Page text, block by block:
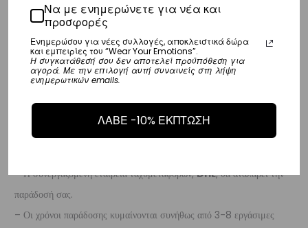
– Τα έξοδα αποστολής για Κύπρο είναι στα€16.
– Η συνεργαζόμενη εταιρεία ταχυμεταφορών,
Aramex
την παράδοσή σας.
– Οι χρόνοι παράδοσης κυμαίνονται συνήθως από 2-7 εργάσιμες
Ευρώπη
– Η συνεργαζόμενη εταιρεία ταχυμεταφορών,DHL, θα αναλάβει την
παράδοσή σας.
– Οι χρόνοι παράδοσης κυμαίνονται συνήθως από 3-8 εργάσιμες
Να με ενημερώνετε για νέα και
προσφορές
Ενημερώσου για νέες συλλογές, αποκλειστικά δώρα
και εμπειρίες του “Wear Your Emotions”.
Η συγκατάθεσή σου δεν αποτελεί προϋπόθεση για
αγορά. Με την επιλογή αυτή συναινείς στη λήψη
ενημερωτικών emails.
ΛΑΒΕ -10% ΕΚΠΤΩΣΗ